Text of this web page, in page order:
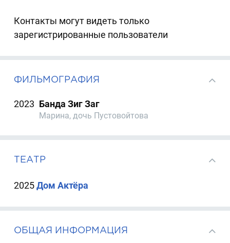
Контакты могут видеть только
зарегистрированные пользователи
ФИЛЬМОГРАФИЯ
2023 Банда Зиг Заг
Марина, дочь Пустовойтова
ТЕАТР
2025Дом Актёра
ОБЩАЯ ИНФОРМАЦИЯ